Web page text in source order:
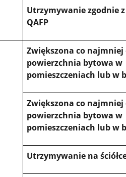
Utrzymywanie zgodnie
QAFP
Zwiększona co najmniej
powierzchnia bytowa w
pomieszczeniach lub w
Zwiększona co najmniej
powierzchnia bytowa w
pomieszczeniach lub w
Utrzymywanie na